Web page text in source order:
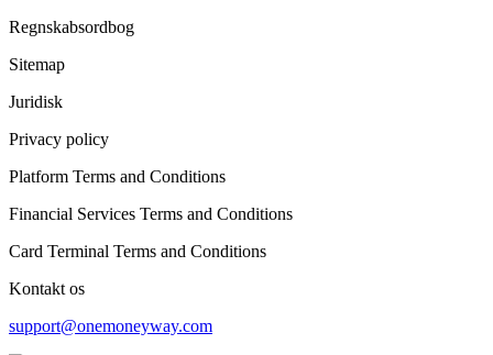
Regnskabsordbog
Sitemap
Juridisk
Privacy policy
Platform Terms and Conditions
Financial Services Terms and Conditions
Card Terminal Terms and Conditions
Kontakt os
support@onemoneyway.com